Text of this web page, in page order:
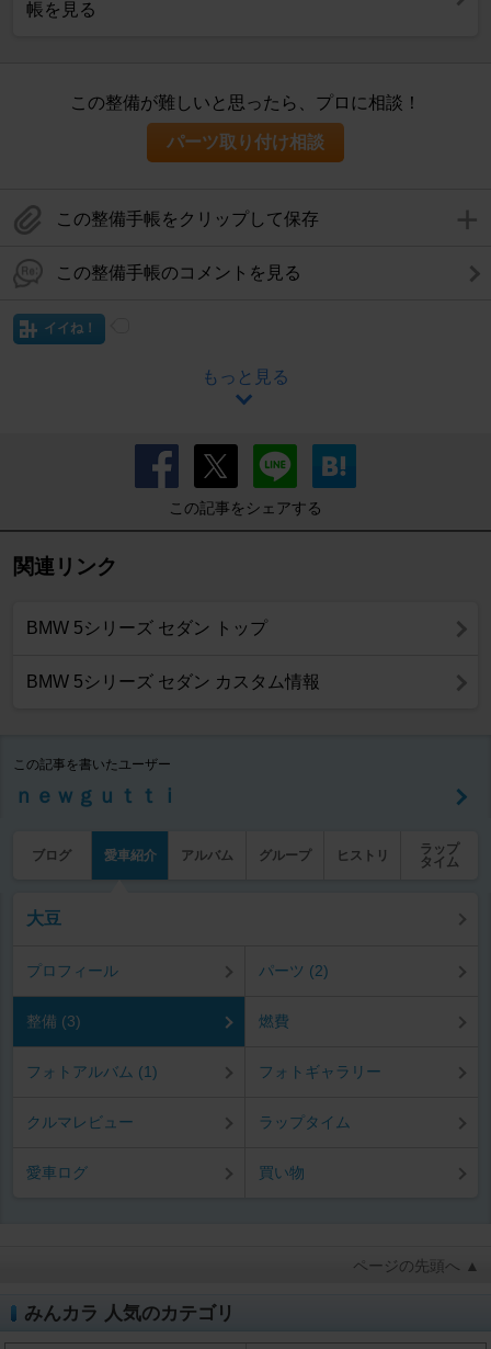
帳を見る
この整備が難しいと思ったら、プロに相談！
パーツ取り付け相談
この整備手帳をクリップして保存
この整備手帳のコメントを見る
イイね！
もっと見る
この記事をシェアする
関連リンク
BMW 5シリーズ セダン トップ
BMW 5シリーズ セダン カスタム情報
この記事を書いたユーザー
ｎｅｗｇｕｔｔｉ
ブログ 愛車紹介 アルバム グループ ヒストリ
ラップ
タイム
大豆
プロフィール パーツ (2)
整備 (3) 燃費
フォトアルバム (1) フォトギャラリー
クルマレビュー ラップタイム
愛車ログ 買い物
ページの先頭へ ▲
みんカラ 人気のカテゴリ